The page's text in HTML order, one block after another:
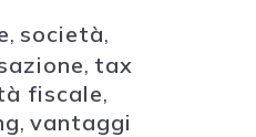
, società,
, tax
fiscale,
, vantaggi